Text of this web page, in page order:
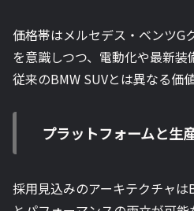
価格帯はメルセデス・ベンツG
を意識しつつ、電動化や最新装
従来のBMW SUVとは異なる価
プラットフォームと生
採用見込みのアーキテクチャは